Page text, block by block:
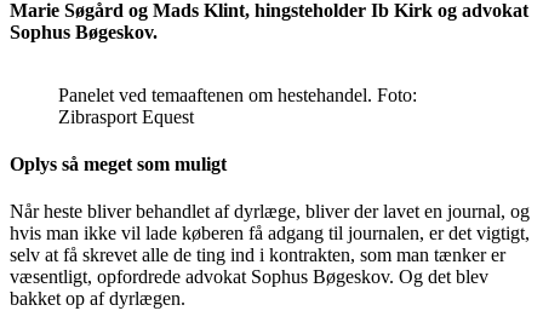
Marie Søgård og Mads Klint, hingsteholder Ib Kirk og advokat
Sophus Bøgeskov.
Panelet ved temaaftenen om hestehandel. Foto:
Zibrasport Equest
Oplys så meget som muligt
Når heste bliver behandlet af dyrlæge, bliver der lavet en journal, og
hvis man ikke vil lade køberen få adgang til journalen, er det vigtigt,
selv at få skrevet alle de ting ind i kontrakten, som man tænker er
væsentligt, opfordrede advokat Sophus Bøgeskov. Og det blev
bakket op af dyrlægen.